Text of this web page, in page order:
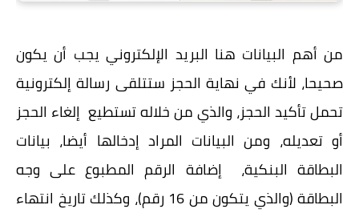
من أهم البيانات هنا البريد الإلكتروني يجب أن يكون
صحيحا، لأنك في نهاية الحجز ستتلقى رسالة إلكترونية
تحمل تأكيد الحجز، والذي من خلاله تستطيع إلغاء الحجز
أو تعديله، ومن البيانات المراد إدخالها أيضا، بيانات
البطاقة البنكية، إضافة الرقم المطبوع على وجه
البطاقة (والذي يتكون من 16 رقم)، وكذلك تاريخ انتهاء